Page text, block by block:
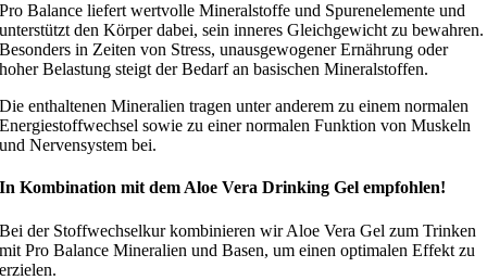
Pro Balance liefert wertvolle Mineralstoffe und Spurenelemente und
unterstützt den Körper dabei, sein inneres Gleichgewicht zu bewahren.
Besonders in Zeiten von Stress, unausgewogener Ernährung oder
hoher Belastung steigt der Bedarf an basischen Mineralstoffen.
Die enthaltenen Mineralien tragen unter anderem zu einem normalen
Energiestoffwechsel sowie zu einer normalen Funktion von Muskeln
und Nervensystem bei.
In Kombination mit dem Aloe Vera Drinking Gel empfohlen!
Bei der Stoffwechselkur kombinieren wir Aloe Vera Gel zum Trinken
mit Pro Balance Mineralien und Basen, um einen optimalen Effekt zu
erzielen.